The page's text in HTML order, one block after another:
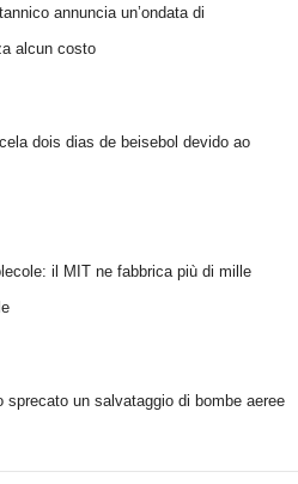
annuncia un’ondata di
alcun costo
dois dias de beisebol devido ao
il MIT ne fabbrica più di mille
sprecato un salvataggio di bombe aeree